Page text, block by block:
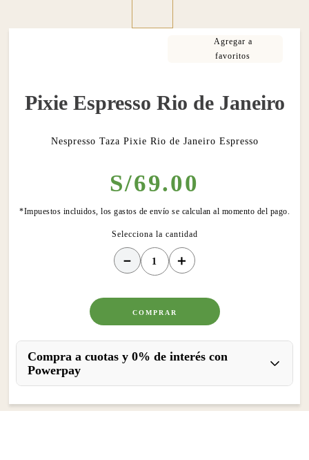
Pixie Espresso Rio de Janeiro
Nespresso Taza Pixie Rio de Janeiro Espresso
S/69.00
*Impuestos incluidos, los gastos de envío se calculan al momento del pago.
＋
－
COMPRAR
Compra a cuotas y 0% de interés con
Powerpay